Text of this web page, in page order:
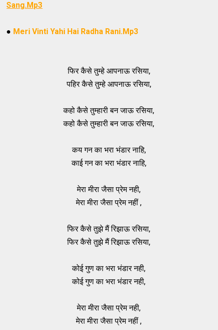
Sang.Mp3
● Meri Vinti Yahi Hai Radha Rani.Mp3
फिर कैसे तुम्हे आपनाऊ रसिया,
पहिर कैसे तुम्हे आपनाऊ रसिया,
कहो कैसे तुम्हारी बन जाऊ रसिया,
कहो कैसे तुम्हारी बन जाऊ रसिया,
कय गन का भरा भंडार नाहि,
काई गन का भरा भंडार नाहि,
मेरा मीरा जैसा प्रेम नही,
मेरा मीरा जैसा प्रेम नहीं ,
फिर कैसे तुझे मैं रिझाऊ रसिया,
फिर कैसे तुझे मैं रिझाऊ रसिया,
कोई गुण का भरा भंडार नही,
कोई गुण का भरा भंडार नही,
मेरा मीरा जैसा प्रेम नही,
मेरा मीरा जैसा प्रेम नहीं ,